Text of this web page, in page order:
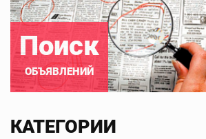
Поиск
ОБЪЯВЛЕНИЙ
КАТЕГОРИИ